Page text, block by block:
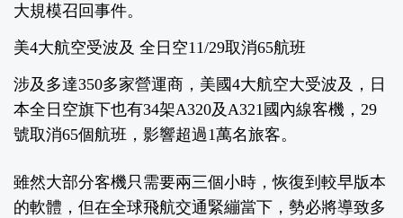
大規模召回事件。
美4大航空受波及 全日空11/29取消65航班
涉及多達350多家營運商，美國4大航空大受波及，日
本全日空旗下也有34架A320及A321國內線客機，29
號取消65個航班，影響超過1萬名旅客。
雖然大部分客機只需要兩三個小時，恢復到較早版本
的軟體，但在全球飛航交通緊繃當下，勢必將導致多